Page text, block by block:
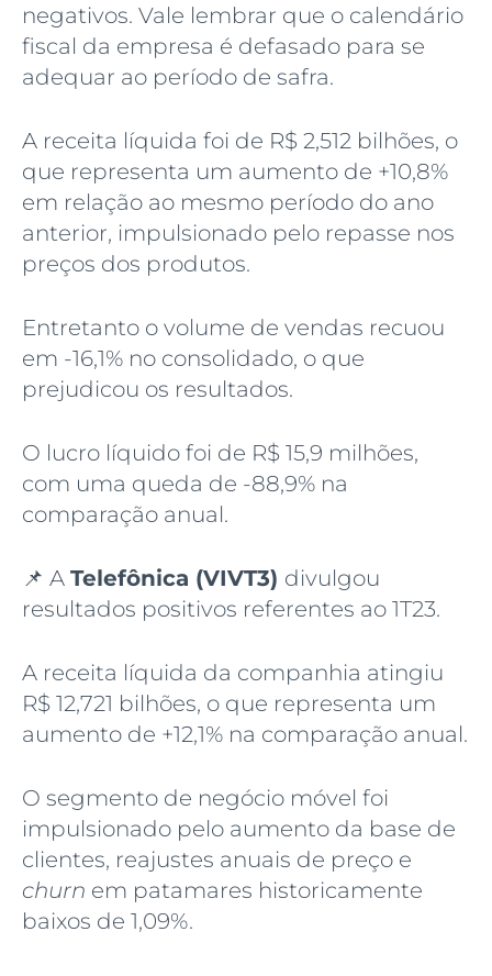
negativos. Vale lembrar que o calendário
fiscal da empresa é defasado para se
adequar ao período de safra.
A receita líquida foi de R$ 2,512 bilhões, o
que representa um aumento de +10,8%
em relação ao mesmo período do ano
anterior, impulsionado pelo repasse nos
preços dos produtos.
Entretanto o volume de vendas recuou
em -16,1% no consolidado, o que
prejudicou os resultados.
O lucro líquido foi de R$ 15,9 milhões,
com uma queda de -88,9% na
comparação anual.
📌 A Telefônica (VIVT3) divulgou
resultados positivos referentes ao 1T23.
A receita líquida da companhia atingiu
R$ 12,721 bilhões, o que representa um
aumento de +12,1% na comparação anual.
O segmento de negócio móvel foi
impulsionado pelo aumento da base de
clientes, reajustes anuais de preço e
churn em patamares historicamente
baixos de 1,09%.